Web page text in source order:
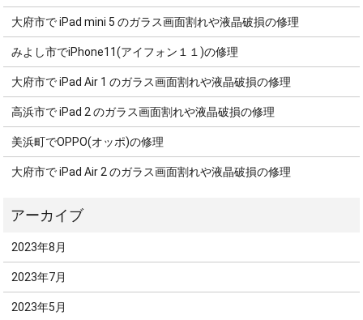
大府市で iPad mini 5 のガラス画面割れや液晶破損の修理
みよし市でiPhone11(アイフォン１１)の修理
大府市で iPad Air 1 のガラス画面割れや液晶破損の修理
高浜市で iPad 2 のガラス画面割れや液晶破損の修理
美浜町でOPPO(オッポ)の修理
大府市で iPad Air 2 のガラス画面割れや液晶破損の修理
2023年8月
2023年7月
2023年5月